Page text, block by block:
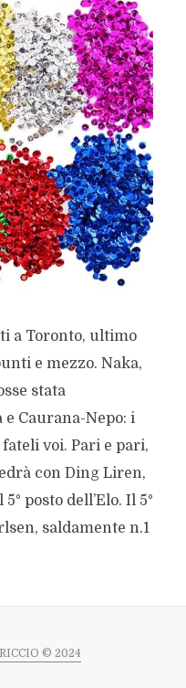
a Toronto, ultimo
e mezzo. Naka,
stata
Caurana-Nepo: i
voi. Pari e pari,
con Ding Liren,
posto dell’Elo. Il 5°
saldamente n.1
© 2024